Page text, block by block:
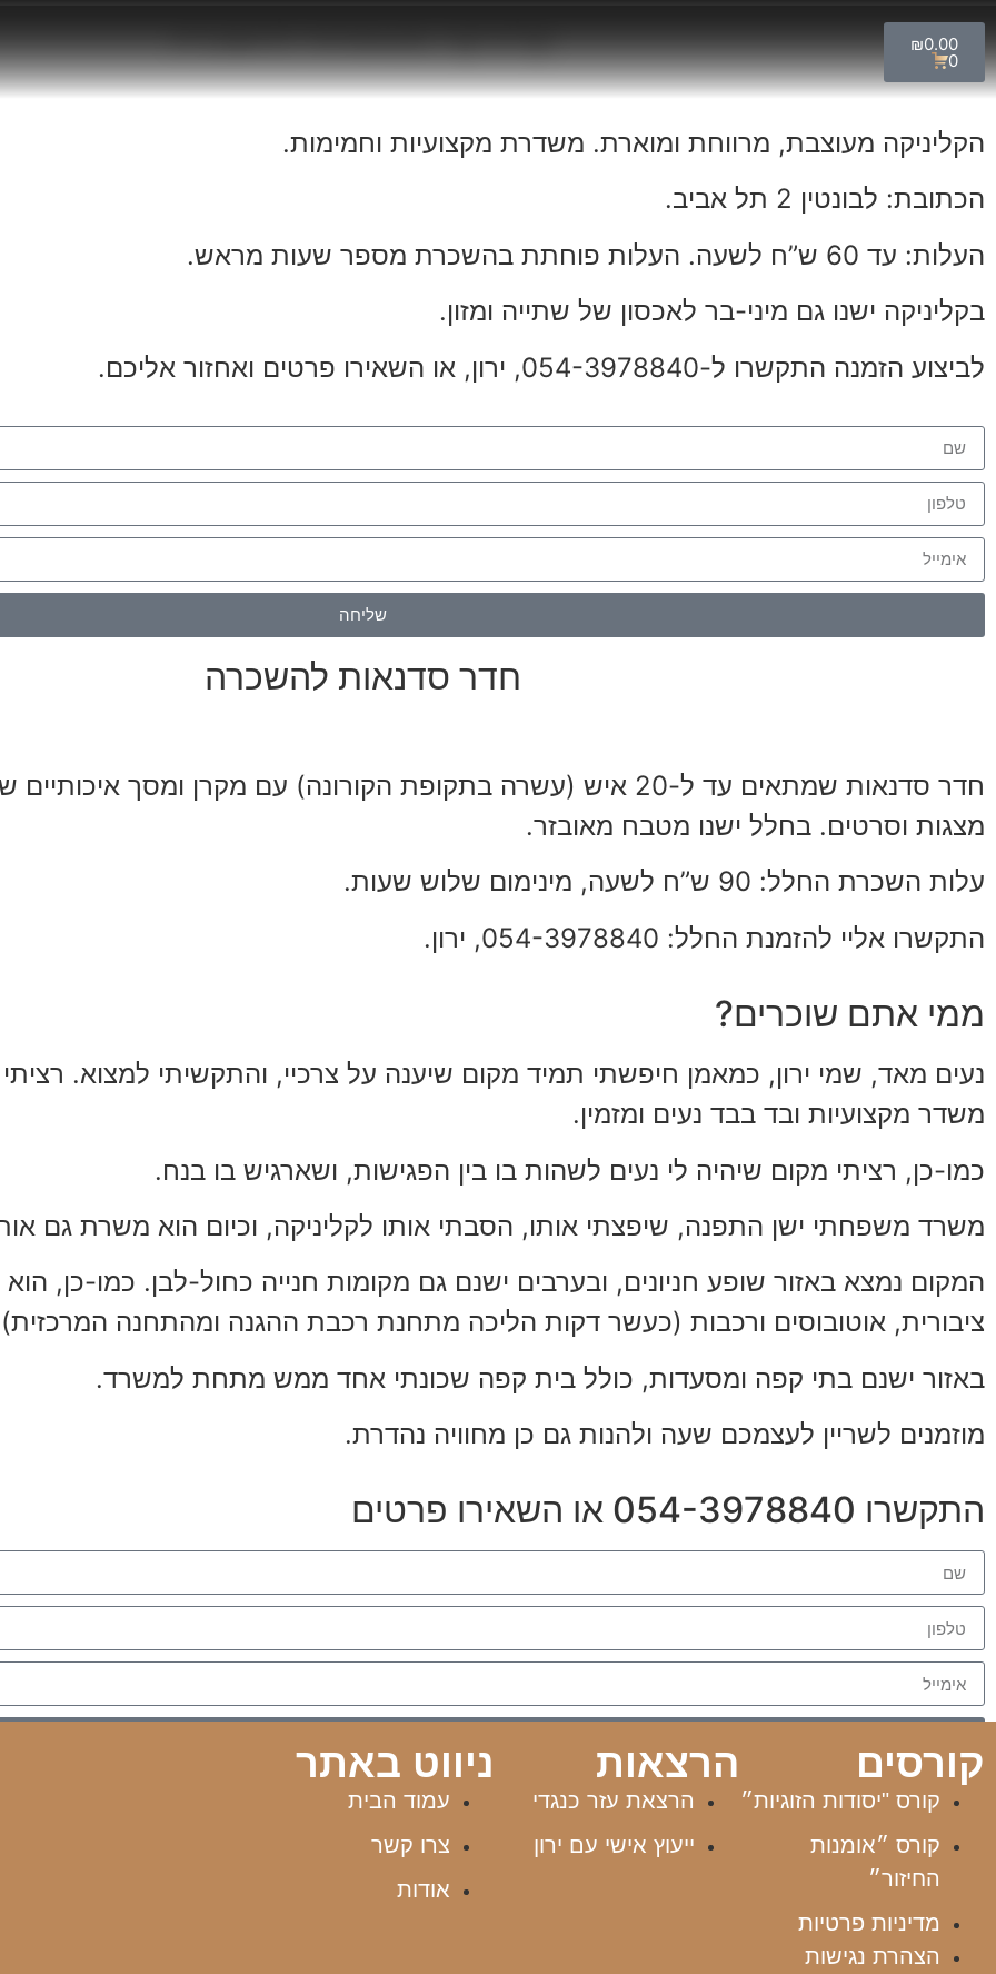
₪0.00
0
קליניקה מטופחת להשכרה
הקליניקה מעוצבת, מרווחת ומוארת. משדרת מקצועיות וחמימות.
הכתובת: לבונטין 2 תל אביב.
העלות: עד 60 ש”ח לשעה. העלות פוחתת בהשכרת מספר שעות מראש.
בקליניקה ישנו גם מיני-בר לאכסון של שתייה ומזון.
לביצוע הזמנה התקשרו ל-054-3978840, ירון, או השאירו פרטים ואחזור אליכם.
שליחה
חדר סדנאות להשכרה
חדר סדנאות שמתאים עד ל-20 איש (עשרה בתקופת הקורונה) עם מקרן ומסך
מצגות וסרטים. בחלל ישנו מטבח מאובזר.
עלות השכרת החלל: 90 ש”ח לשעה, מינימום שלוש שעות.
התקשרו אליי להזמנת החלל: 054-3978840, ירון.
ממי אתם שוכרים?
נעים מאד, שמי ירון, כמאמן חיפשתי תמיד מקום שיענה על צרכיי, והתקשיתי למצוא.
משדר מקצועיות ובד בבד נעים ומזמין.
כמו-כן, רציתי מקום שיהיה לי נעים לשהות בו בין הפגישות, ושארגיש בו בנח.
משרד משפחתי ישן התפנה, שיפצתי אותו, הסבתי אותו לקליניקה, וכיום הוא משרת גם
המקום נמצא באזור שופע חניונים, ובערבים ישנם גם מקומות חנייה כחול-לבן. כמו-כן,
ציבורית, אוטובוסים ורכבות (כעשר דקות הליכה מתחנת רכבת ההגנה ומהתחנה
באזור ישנם בתי קפה ומסעדות, כולל בית קפה שכונתי אחד ממש מתחת למשרד.
מוזמנים לשריין לעצמכם שעה ולהנות גם כן מחוויה נהדרת.
התקשרו 054-3978840 או השאירו פרטים
קורסים
קורס "יסודות הזוגיות״
קורס ״אומנות
החיזור״
הרצאות
הרצאת עזר כנגדי
ייעוץ אישי עם ירון
ניווט באתר
עמוד הבית
צרו קשר
אודות
מדיניות פרטיות
הצהרת נגישות